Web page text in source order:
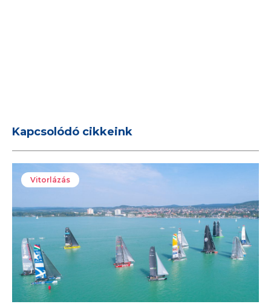
Kapcsolódó cikkeink
Vitorlázás